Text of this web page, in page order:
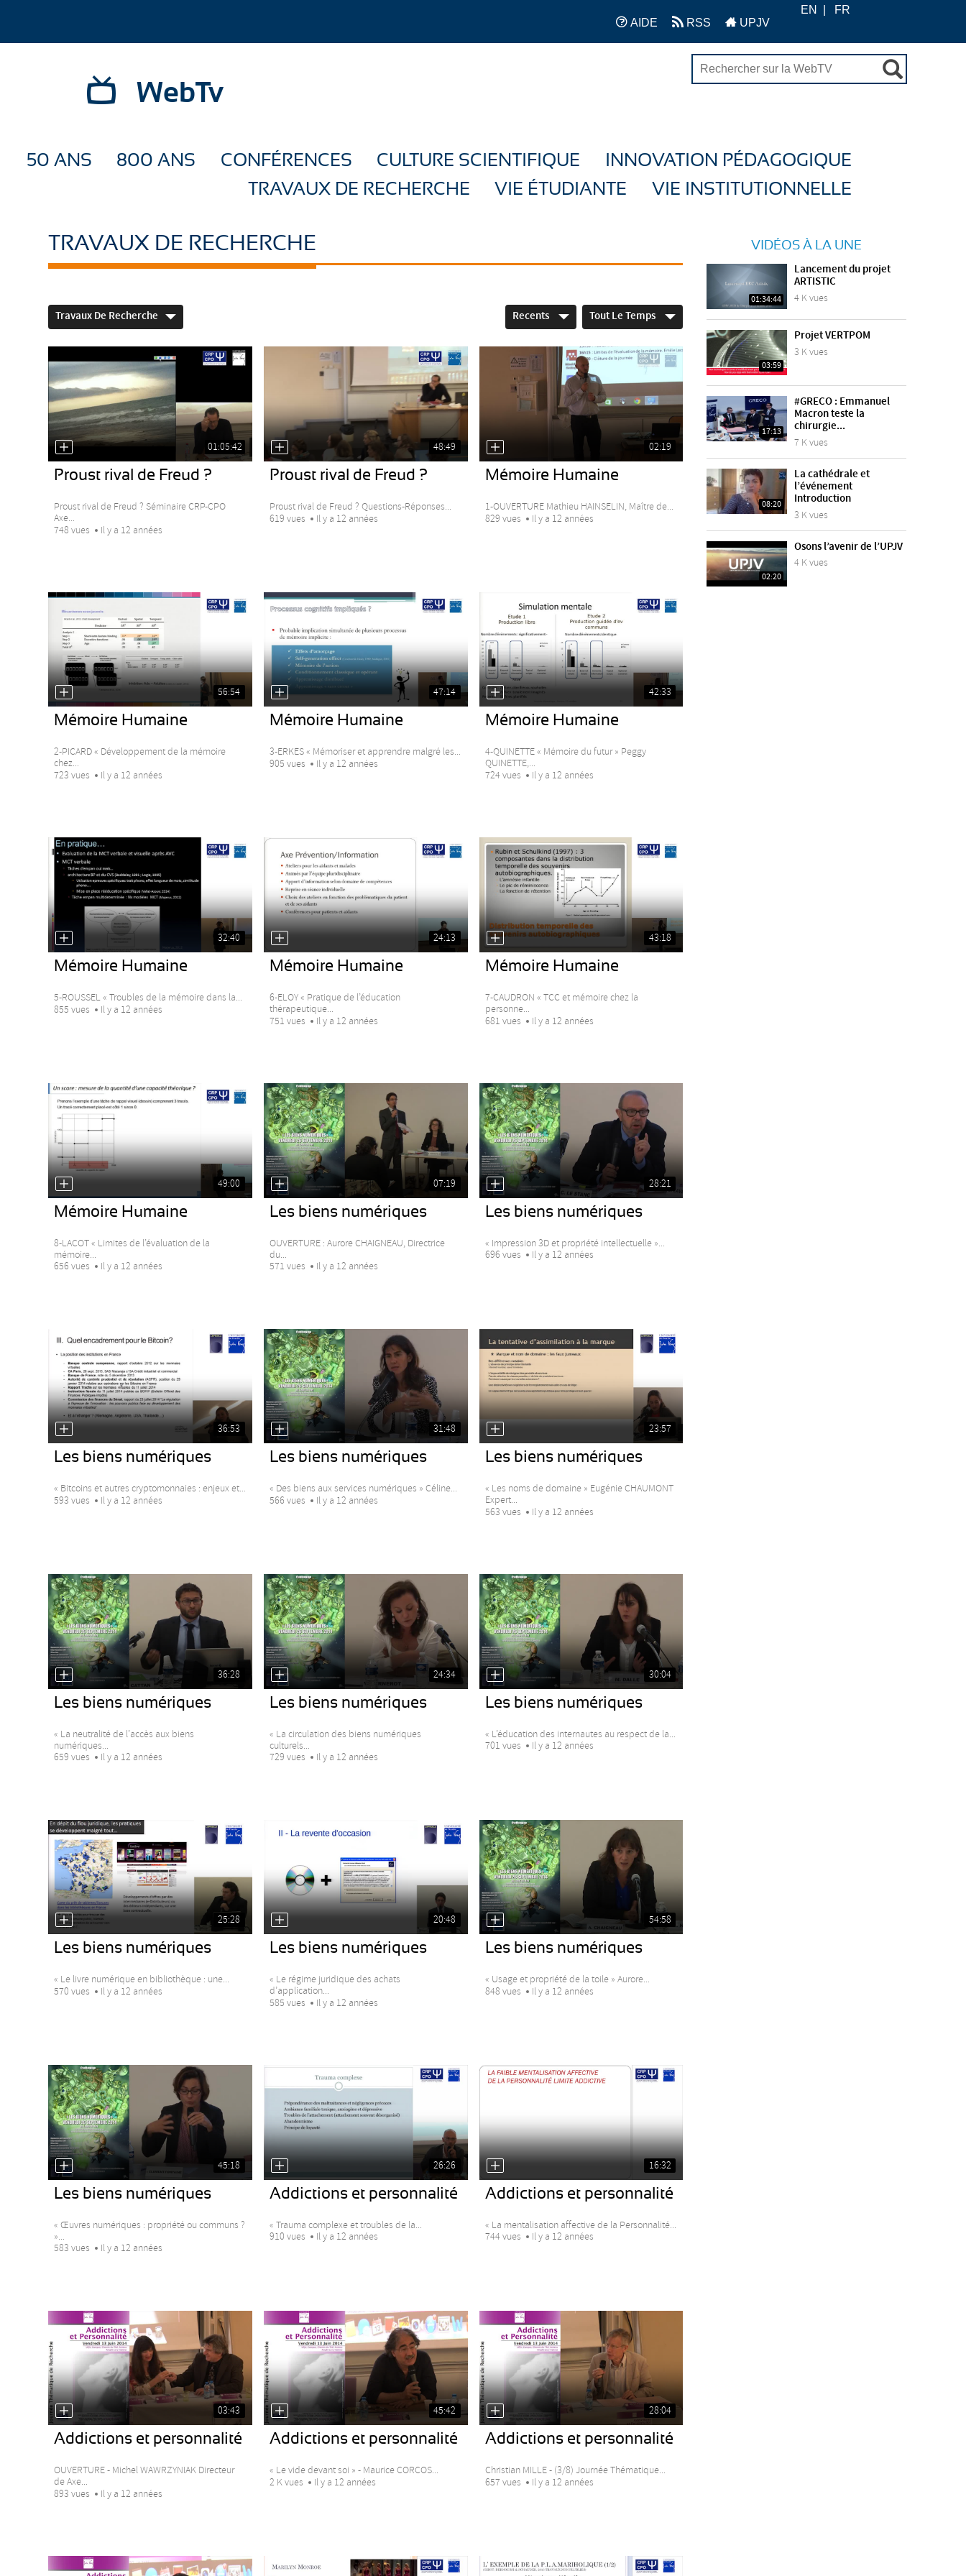
AIDE RSS UPJV
EN FR
WebTv
50 ANS 800 ANS CONFÉRENCES CULTURE SCIENTIFIQUE
INNOVATION PÉDAGOGIQUE
TRAVAUX DE RECHERCHE
VIE ÉTUDIANTE VIE INSTITUTIONNELLE
TRAVAUX DE RECHERCHE
Travaux De Recherche Recents Tout Le Temps
01:05:42
Proust rival de Freud ?
Proust rival de Freud ? Séminaire CRP-CPO
Axe...
748 vues
Il y a 12 années
48:49
Proust rival de Freud ?
Proust rival de Freud ? Questions-Réponses...
619 vues
Il y a 12 années
02:19
Mémoire Humaine
1-OUVERTURE Mathieu HAINSELIN, Maître de...
829 vues
Il y a 12 années
56:54
Mémoire Humaine
2-PICARD « Développement de la mémoire
chez...
723 vues
Il y a 12 années
47:14
Mémoire Humaine
3-ERKES « Mémoriser et apprendre malgré les...
905 vues
Il y a 12 années
42:33
Mémoire Humaine
4-QUINETTE « Mémoire du futur » Peggy
QUINETTE,...
724 vues
Il y a 12 années
32:40
Mémoire Humaine
5-ROUSSEL « Troubles de la mémoire dans la...
855 vues
Il y a 12 années
24:13
Mémoire Humaine
6-ELOY « Pratique de l’éducation
thérapeutique...
751 vues
Il y a 12 années
43:18
Mémoire Humaine
7-CAUDRON « TCC et mémoire chez la
personne...
681 vues
Il y a 12 années
49:00
Mémoire Humaine
8-LACOT « Limites de l’évaluation de la
mémoire...
656 vues
Il y a 12 années
07:19
Les biens numériques
OUVERTURE : Aurore CHAIGNEAU, Directrice
du...
571 vues
Il y a 12 années
28:21
Les biens numériques
« Impression 3D et propriété intellectuelle »...
696 vues
Il y a 12 années
36:53
Les biens numériques
« Bitcoins et autres cryptomonnaies : enjeux et...
593 vues
Il y a 12 années
31:48
Les biens numériques
« Des biens aux services numériques » Céline...
566 vues
Il y a 12 années
23:57
Les biens numériques
« Les noms de domaine » Eugénie CHAUMONT
Expert...
563 vues
Il y a 12 années
36:28
Les biens numériques
« La neutralité de l’accès aux biens
numériques...
659 vues
Il y a 12 années
24:34
Les biens numériques
« La circulation des biens numériques
culturels...
729 vues
Il y a 12 années
30:04
Les biens numériques
« L’éducation des internautes au respect de la...
701 vues
Il y a 12 années
25:28
Les biens numériques
« Le livre numérique en bibliothèque : une...
570 vues
Il y a 12 années
20:48
Les biens numériques
« Le régime juridique des achats
d’application...
585 vues
Il y a 12 années
54:58
Les biens numériques
« Usage et propriété de la toile » Aurore...
848 vues
Il y a 12 années
45:18
Les biens numériques
« Œuvres numériques : propriété ou communs ?
»...
583 vues
Il y a 12 années
26:26
Addictions et personnalité
« Trauma complexe et troubles de la...
910 vues
Il y a 12 années
16:32
Addictions et personnalité
« La mentalisation affective de la Personnalité...
744 vues
Il y a 12 années
03:43
Addictions et personnalité
OUVERTURE - Michel WAWRZYNIAK Directeur
de Axe...
893 vues
Il y a 12 années
45:42
Addictions et personnalité
« Le vide devant soi » - Maurice CORCOS...
2 K vues
Il y a 12 années
28:04
Addictions et personnalité
Christian MILLE - (3/8) Journée Thématique...
657 vues
Il y a 12 années
VIDÉOS À LA UNE
01:34:44
Lancement du projet
ARTISTIC
4 K vues
03:59
Projet VERTPOM
3 K vues
17:13
#GRECO : Emmanuel
Macron teste la
chirurgie...
7 K vues
08:20
La cathédrale et
l’événement
Introduction
3 K vues
02:20
Osons l’avenir de l’UPJV
4 K vues